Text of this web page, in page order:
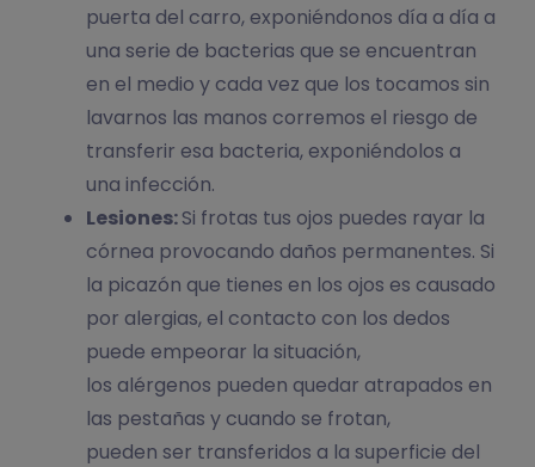
puerta del carro, exponiéndonos día a día a
una serie de bacterias que se encuentran
en el medio y cada vez que los tocamos sin
lavarnos las manos corremos el riesgo de
transferir esa bacteria, exponiéndolos a
una infección.
Lesiones:Si frotas tus ojos puedes rayar la
córnea provocando daños permanentes. Si
la picazón que tienes en los ojos es causado
por alergias, el contacto con los dedos
puede empeorar la situación,
los alérgenos pueden quedar atrapados en
las pestañas y cuando se frotan,
pueden ser transferidos a la superficie del